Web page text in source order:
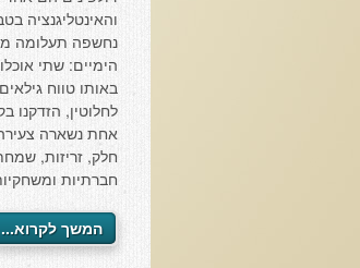
והאינטליגנציה
נחשפה תעלומה
הימיים: שתי
באותו טווח
לחלוטין, הזדקנו
אחת נשארה
חלק, זריזות,
חברתיות
המשך לקרוא...